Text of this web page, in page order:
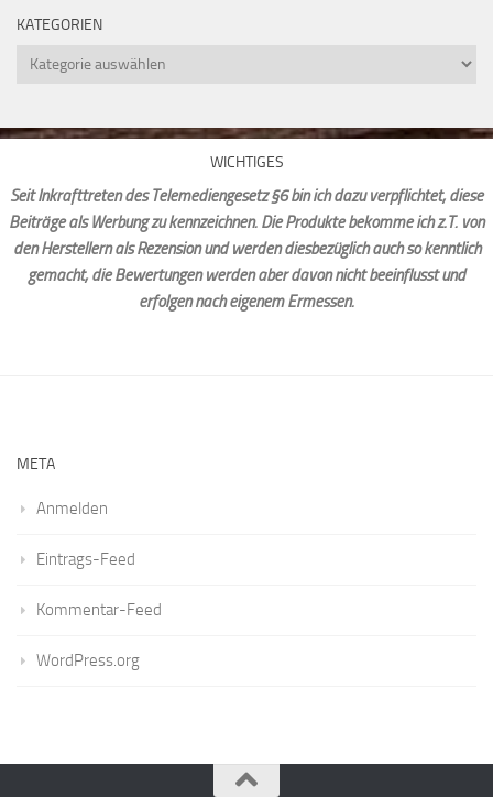
KATEGORIEN
Kategorien
WICHTIGES
Seit Inkrafttreten des Telemediengesetz §6 bin ich dazu verpflichtet, diese
Beiträge als Werbung zu kennzeichnen. Die Produkte bekomme ich z.T. von
den Herstellern als Rezension und werden diesbezüglich auch so kenntlich
gemacht, die Bewertungen werden aber davon nicht beeinflusst und
erfolgen nach eigenem Ermessen.
META
Anmelden
Eintrags-Feed
Kommentar-Feed
WordPress.org